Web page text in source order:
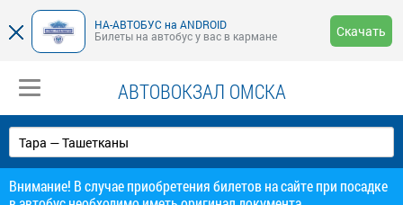
НА-АВТОБУС на ANDROID
Билеты на автобус у вас в кармане
Скачать
АВТОВОКЗАЛ ОМСКА
Внимание! В случае приобретения билетов на сайте при посадке